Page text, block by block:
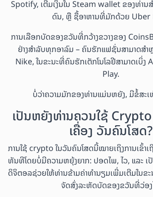
Spotify, ເຕີມເງິນໃນ Steam wallet ຂອງທ່າ
ດົນ, ຫຼື ຊື້ອາຫານທີ່ມັກດ້ວຍ Uber
ການເລືອກບັດຂອງຂວັນທີ່ກວ້າງຂວາງຂອງ
ຢ່າງສຳລັບທຸກອາລົມ – ຄົນຮັກແຟຊັ່ນສາມາດສ
Nike, ໃນຂະນະທີ່ຄົນຮັກເຕັກໂນໂລຢີສາມາດເບິ່
Play.
ບໍ່ວ່າຄວາມມັກຂອງທ່ານແມ່ນຫຍັງ, ມີຂໍ້ສະ
ເປັນຫຍັງທ່ານຄວນໃຊ້
ເຄື່ອງ ວັນຄົນໂສດ?
ການໃຊ້ crypto ໃນວັນຄົນໂສດນີ້ໝາຍເຖິງການເຂົ້
ທັນທີໂດຍບໍ່ມີຄວາມຫຍຸ້ງຍາກ: ປອດໄພ, ໄວ, ແລະ ເ
ດິຈິຕອລຊ່ວຍໃຫ້ທ່ານຂ້າມຄ່າທຳນຽມເພີ່ມເຕີມໃນຂ
ຈັດສົ່ງລະຫັດບັດຂອງຂວັນທີ່ວ່ອງ